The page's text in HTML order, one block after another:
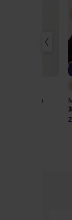
srajčka za